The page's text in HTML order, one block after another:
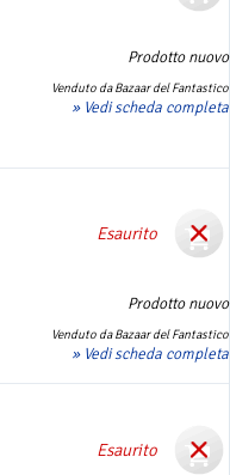
Prodotto nuovo
Venduto da Bazaar del Fantastico
» Vedi scheda completa
Esaurito
Prodotto nuovo
Venduto da Bazaar del Fantastico
» Vedi scheda completa
Esaurito